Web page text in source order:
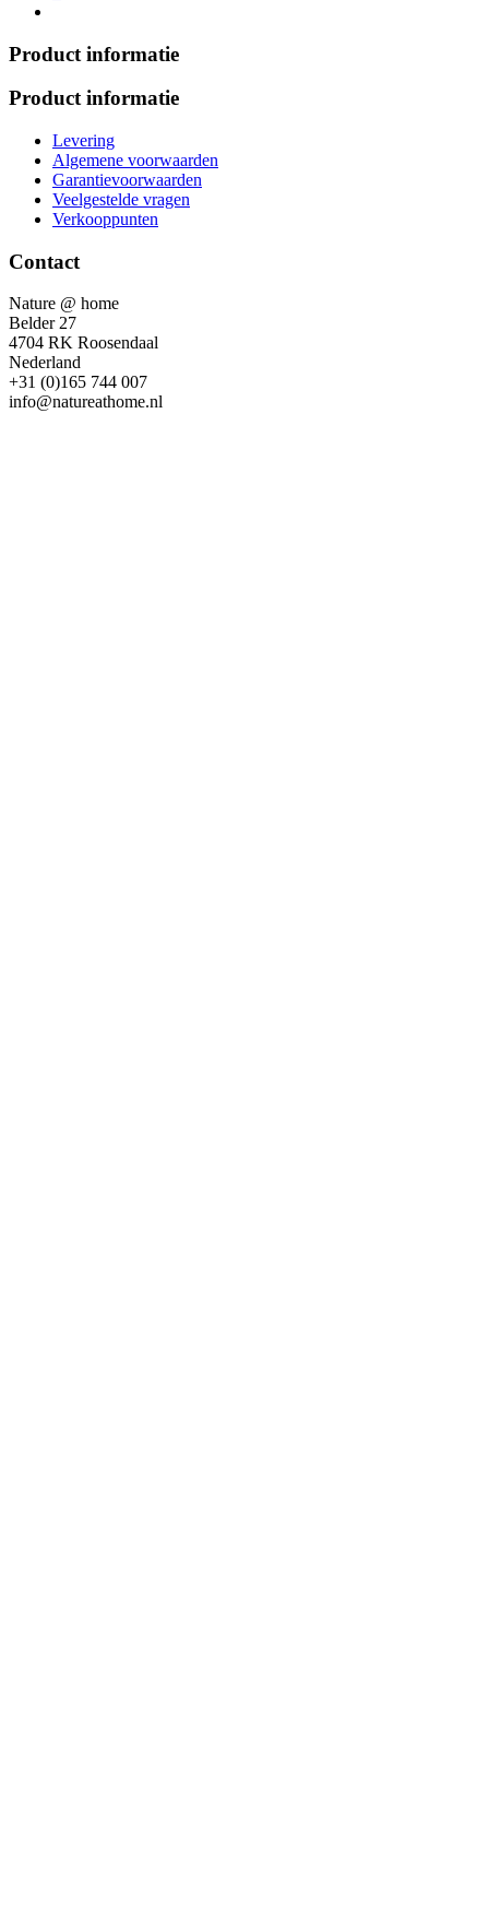
Product informatie
Product informatie
Levering
Algemene voorwaarden
Garantievoorwaarden
Veelgestelde vragen
Verkooppunten
Contact
Nature @ home
Belder 27
4704 RK Roosendaal
Nederland
+31 (0)165 744 007
info@natureathome.nl